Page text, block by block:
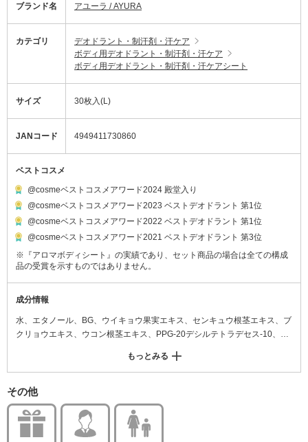
ブランド名 アユーラ / AYURA
カテゴリ
デオドラント・制汗剤・汗ケア
ボディ用デオドラント・制汗剤・汗ケア
ボディ用デオドラント・制汗剤・汗ケアシート
サイズ 30枚入(L)
JANコード 4949411730860
ベストコスメ
@cosmeベストコスメアワード2024 殿堂入り
@cosmeベストコスメアワード2023 ベストデオドラント 第1位
@cosmeベストコスメアワード2022 ベストデオドラント 第1位
@cosmeベストコスメアワード2021 ベストデオドラント 第3位
※『アロマボディシート』の実績であり、セット商品の場合は全ての構成
品の受賞を示すものではありません。
成分情報
水、エタノール、BG、ウイキョウ果実エキス、センキュウ根茎エキス、ブ
クリョウエキス、ウコン根茎エキス、PPG-20デシルテトラデセス-10、ク
もっとみる
その他